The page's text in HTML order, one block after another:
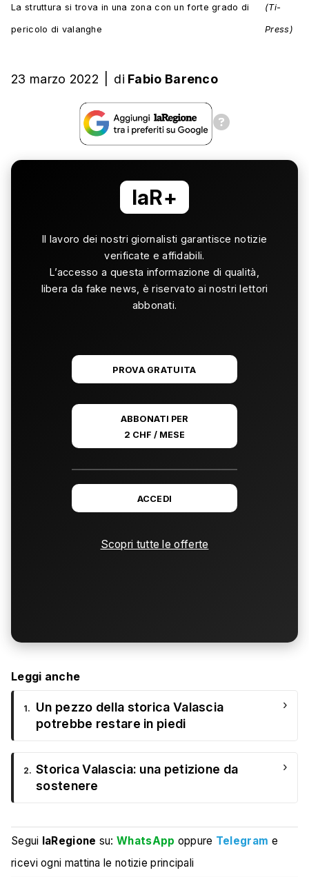
La struttura si trova in una zona con un forte grado di
pericolo di valanghe
(Ti-
Press)
23 marzo 2022 di Fabio Barenco
laR+
Il lavoro dei nostri giornalisti garantisce notizie
verificate e affidabili.
L’accesso a questa informazione di qualità,
libera da fake news, è riservato ai nostri lettori
abbonati.
PROVA GRATUITA
ABBONATI PER
2 CHF / MESE
ACCEDI
Scopri tutte le offerte
Leggi anche
1.
Un pezzo della storica Valascia
potrebbe restare in piedi
›
2. Storica Valascia: una petizione da
sostenere
›
Segui laRegione su:WhatsApp oppure Telegram e
ricevi ogni mattina le notizie principali